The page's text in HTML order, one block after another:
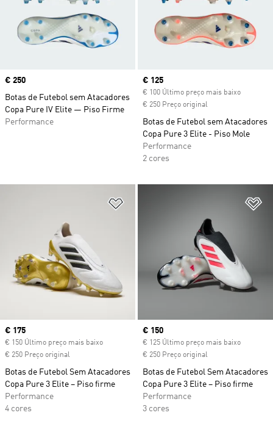
Price
€ 250
Botas de Futebol sem Atacadores
Copa Pure IV Elite — Piso Firme
Performance
Current price
€ 125
€ 100 Último preço mais baixo
€ 250 Preço original
Botas de Futebol sem Atacadores
Copa Pure 3 Elite - Piso Mole
Performance
2 cores
Adicionar à Lista de Desejos
Current price
€ 175
€ 150 Último preço mais baixo
€ 250 Preço original
Botas de Futebol Sem Atacadores
Copa Pure 3 Elite – Piso firme
Performance
4 cores
Current price
€ 150
€ 125 Último preço mais baixo
€ 250 Preço original
Botas de Futebol Sem Atacadores
Copa Pure 3 Elite – Piso firme
Performance
3 cores